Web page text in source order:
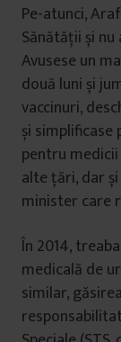
Pe-atunci,
Sănătății și
Avusese un
două luni și
vaccinuri,
și
pentru
alte țări, dar
minister care
În 2014,
medicală de
similar,